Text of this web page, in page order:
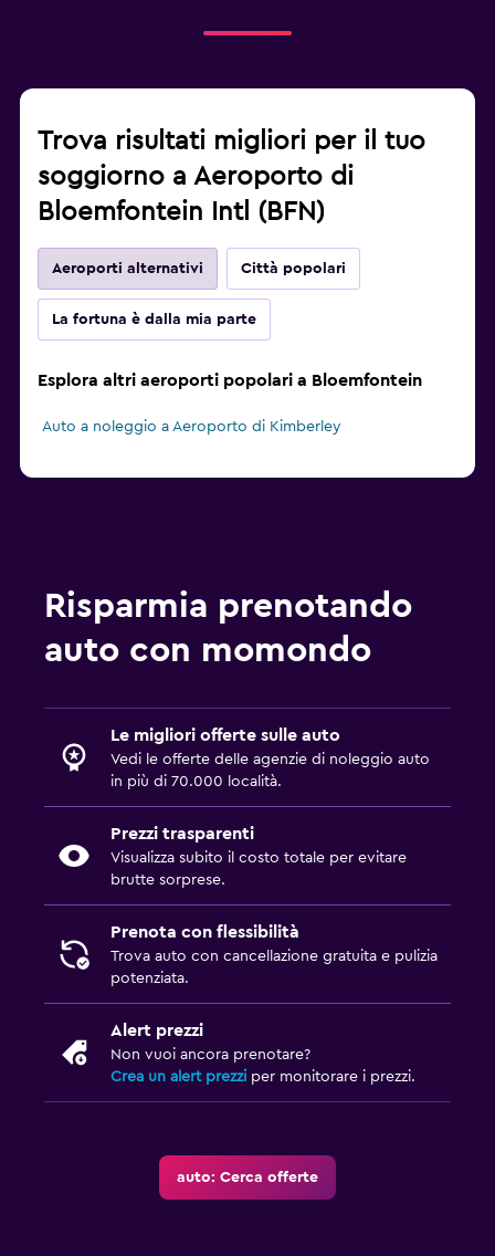
Trova risultati migliori per il tuo
soggiorno a Aeroporto di
Bloemfontein Intl (BFN)
Aeroporti alternativi Città popolari
La fortuna è dalla mia parte
Esplora altri aeroporti popolari a Bloemfontein
Auto a noleggio a Aeroporto di Kimberley
Risparmia prenotando
auto con momondo
Le migliori offerte sulle auto
Vedi le offerte delle agenzie di noleggio auto
in più di 70.000 località.
Prezzi trasparenti
Visualizza subito il costo totale per evitare
brutte sorprese.
Prenota con flessibilità
Trova auto con cancellazione gratuita e pulizia
potenziata.
Alert prezzi
Non vuoi ancora prenotare?
Crea un alert prezzi per monitorare i prezzi.
auto: Cerca offerte